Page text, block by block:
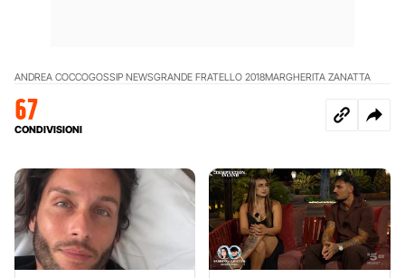
ANDREA COCCOGOSSIP NEWSGRANDE FRATELLO 2018MARGHERITA ZANATTA
67
CONDIVISIONI